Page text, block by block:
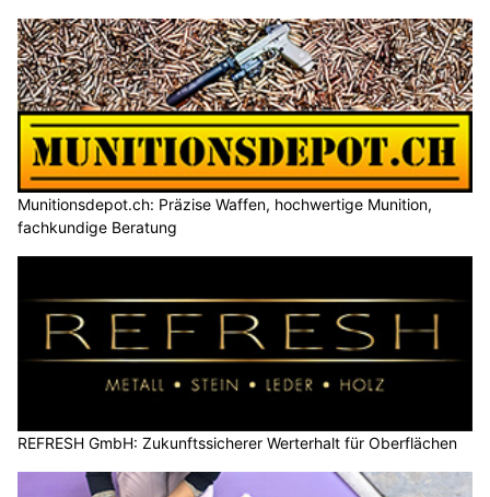
Munitionsdepot.ch: Präzise Waffen, hochwertige Munition,
fachkundige Beratung
REFRESH GmbH: Zukunftssicherer Werterhalt für Oberflächen